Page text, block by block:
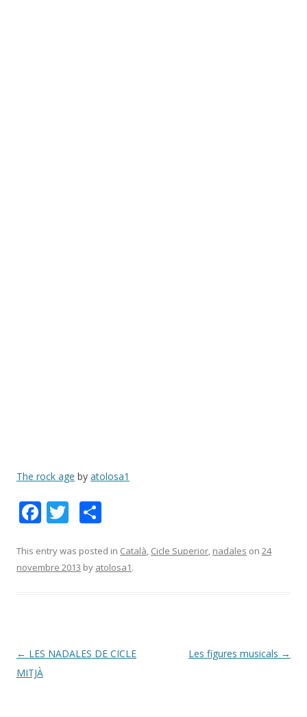
The rock age by atolosa1
F
e
b
k
T
itt
er
m
p
ix
This entry was posted in Català, Cicle Superior, nadales on 24
novembre 2013 by atolosa1.
Post
navigation
← LES NADALES DE CICLE
MITJÀ
Les figures musicals →